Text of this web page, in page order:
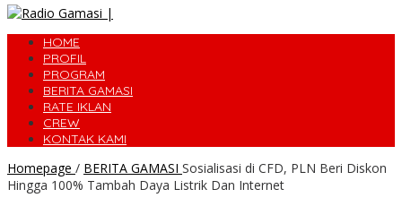
HOME
PROFIL
PROGRAM
BERITA GAMASI
RATE IKLAN
CREW
KONTAK KAMI
Homepage / BERITA GAMASI Sosialisasi di CFD, PLN Beri Diskon
Hingga 100% Tambah Daya Listrik Dan Internet